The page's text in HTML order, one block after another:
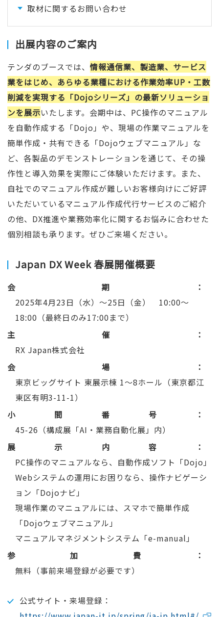
取材に関するお問い合わせ
出展内容のご案内
テンダのブースでは、 情報通信業、製造業、サービス
業をはじめ、あらゆる業種における作業効率UP・工数
削減を実現する「Dojoシリーズ」の最新ソリューショ
ンを展示いたします。会期中は、PC操作のマニュアル
を自動作成する「Dojo」や、現場の作業マニュアルを
簡単作成・共有できる「Dojoウェブマニュアル」な
ど、各製品のデモンストレーションを通じて、その操
作性と導入効果を実際にご体験いただけます。また、
自社でのマニュアル作成が難しいお客様向けにご好評
いただいているマニュアル作成代行サービスのご紹介
の他、DX推進や業務効率化に関するお悩みに合わせた
個別相談も承ります。ぜひご来場ください。
Japan DX Week 春展開催概要
会期
2025年4月23日（水）～25日（金） 10:00～
18:00（最終日のみ17:00まで）
主催
RX Japan株式会社
会場
東京ビッグサイト 東展示棟 1～8ホール（東京都江
東区有明3-11-1）
小間番号
45-26（構成展「AI・業務自動化展」内）
展示内容
PC操作のマニュアルなら、自動作成ソフト「Dojo」
Webシステムの運用にお困りなら、操作ナビゲーシ
ョン「Dojoナビ」
現場作業のマニュアルには、スマホで簡単作成
「Dojoウェブマニュアル」
マニュアルマネジメントシステム「e-manual」
参加費
無料（事前来場登録が必要です）
公式サイト・来場登録：